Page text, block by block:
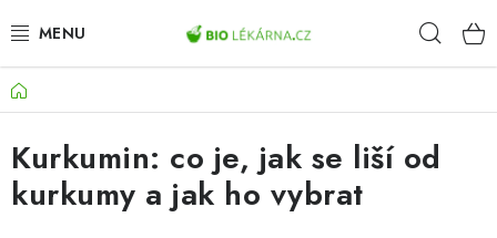
na
AKCE
DOPLŇKY STRAVY
PŘÍRODNÍ KOSMETIKA
Domů
Kurkumin: co je, jak se liší od
kurkumy a jak ho vybrat